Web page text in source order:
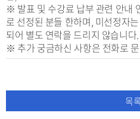
※ 발표 및 수강료 납부 관련 안내
로 선정된 분들 한하며, 미선정자
되어 별도 연락을 드리지 않습니다.
※ 추가 궁금하신 사항은 전화로
목